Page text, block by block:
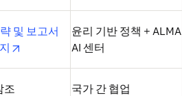
및 보고서
opens in new tab/window
윤리 기반 정책 + ALMA
AI 센터
조 국가 간 협업